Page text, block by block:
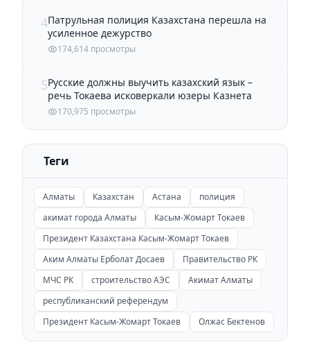
4Патрульная полиция Казахстана перешла на
усиленное дежурство
174,614 просмотры
5Русские должны выучить казахский язык –
речь Токаева исковеркали юзеры Казнета
170,975 просмотры
Теги
Алматы Казахстан Астана
полиция
акимат города Алматы
Касым-Жомарт Токаев
Президент Казахстана Касым-Жомарт Токаев
Аким Алматы Ерболат Досаев
Правительство РК
МЧС РК
строительство АЭС
Акимат Алматы
республиканский референдум
Президент Касым-Жомарт Токаев
Олжас Бектенов